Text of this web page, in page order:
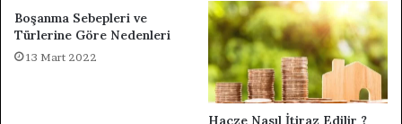
Boşanma Sebepleri ve
Türlerine Göre Nedenleri
13 Mart 2022
Hacze Nasıl İtiraz Edilir ?